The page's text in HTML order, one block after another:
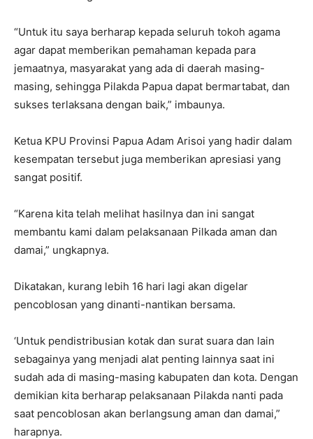
“Untuk itu saya berharap kepada seluruh tokoh agama
agar dapat memberikan pemahaman kepada para
jemaatnya, masyarakat yang ada di daerah masing-
masing, sehingga Pilakda Papua dapat bermartabat, dan
sukses terlaksana dengan baik,” imbaunya.
Ketua KPU Provinsi Papua Adam Arisoi yang hadir dalam
kesempatan tersebut juga memberikan apresiasi yang
sangat positif.
“Karena kita telah melihat hasilnya dan ini sangat
membantu kami dalam pelaksanaan Pilkada aman dan
damai,” ungkapnya.
Dikatakan, kurang lebih 16 hari lagi akan digelar
pencoblosan yang dinanti-nantikan bersama.
‘Untuk pendistribusian kotak dan surat suara dan lain
sebagainya yang menjadi alat penting lainnya saat ini
sudah ada di masing-masing kabupaten dan kota. Dengan
demikian kita berharap pelaksanaan Pilakda nanti pada
saat pencoblosan akan berlangsung aman dan damai,”
harapnya.